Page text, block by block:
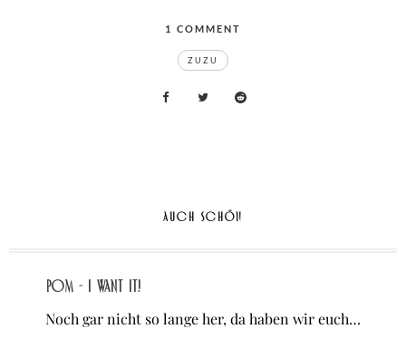
1 COMMENT
ZUZU
WHAT
ZUZU
AUCH SCHÖN
POM - I WANT IT!
Noch gar nicht so lange her, da haben wir euch…